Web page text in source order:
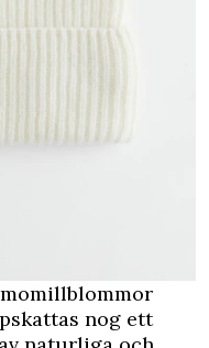
nog ett